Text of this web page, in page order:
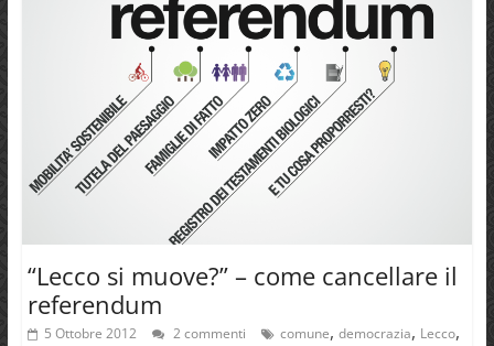
“Lecco si muove?” – come cancellare il
referendum
5 Ottobre 2012 2 commenti comune, democrazia, Lecco,